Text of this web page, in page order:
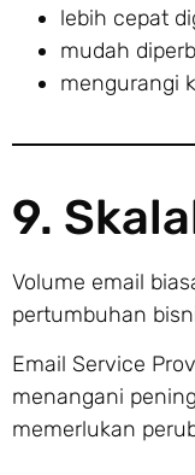
lebih cepat
mudah
mengurangi
9.
Volume email
pertumbuhan
Email Service
menangani
memerlukan